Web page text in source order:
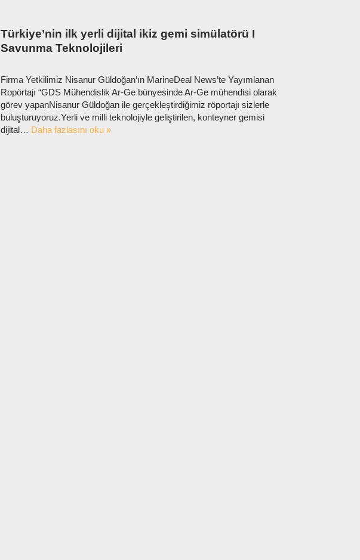
Türkiye’nin ilk yerli dijital ikiz gemi simülatörü I
Savunma Teknolojileri
Firma Yetkilimiz Nisanur Güldoğan’ın MarineDeal News’te Yayımlanan
Ropörtajı “GDS Mühendislik Ar-Ge bünyesinde Ar-Ge mühendisi olarak
görev yapanNisanur Güldoğan ile gerçekleştirdiğimiz röportajı sizlerle
buluşturuyoruz.Yerli ve milli teknolojiyle geliştirilen, konteyner gemisi
dijital… Daha fazlasını oku »